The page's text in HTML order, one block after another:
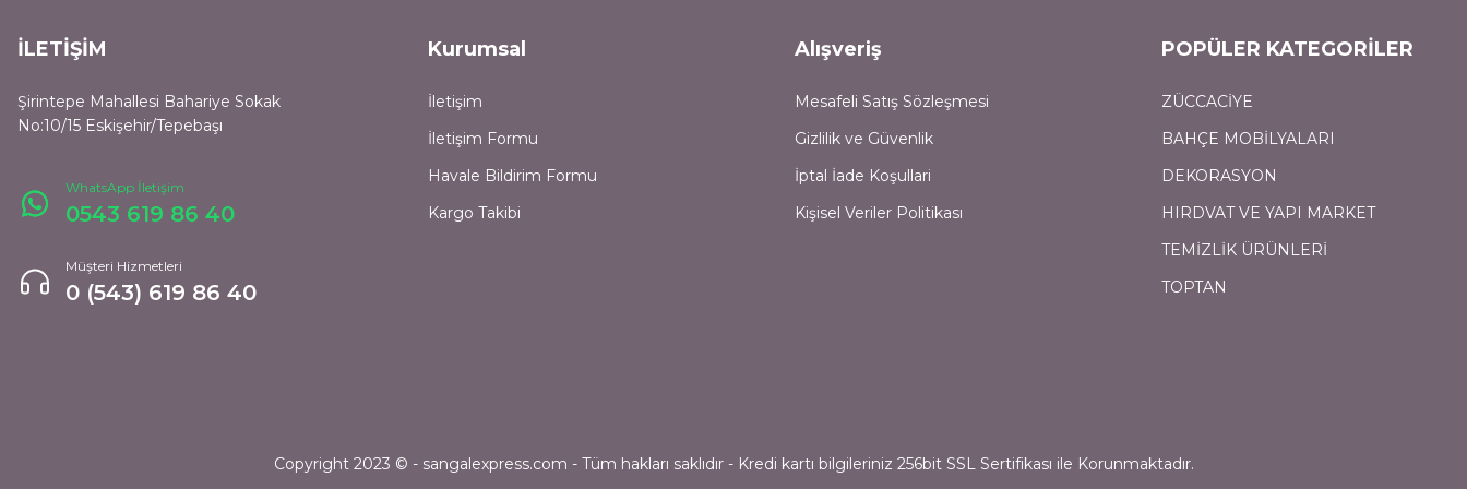
İLETİŞİM
Şirintepe Mahallesi Bahariye Sokak
No:10/15 Eskişehir/Tepebaşı
WhatsApp İletişim
0543 619 86 40
Müşteri Hizmetleri
0 (543) 619 86 40
Kurumsal
İletişim
İletişim Formu
Havale Bildirim Formu
Kargo Takibi
Alışveriş
Mesafeli Satış Sözleşmesi
Gizlilik ve Güvenlik
İptal İade Koşullari
Kişisel Veriler Politikası
POPÜLER KATEGORİLER
ZÜCCACİYE
BAHÇE MOBİLYALARI
DEKORASYON
HIRDVAT VE YAPI MARKET
TEMİZLİK ÜRÜNLERİ
TOPTAN
Copyright 2023 © - sangalexpress.com - Tüm hakları saklıdır - Kredi kartı bilgileriniz 256bit SSL Sertifikası ile Korunmaktadır.